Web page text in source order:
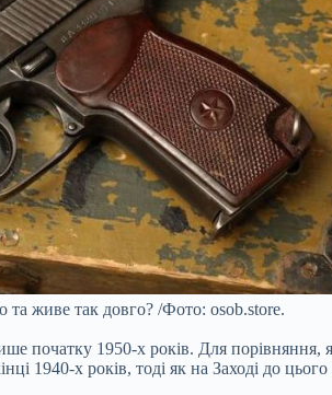
та живе так довго? /Фото: osob.store.
початку 1950-х років. Для
1940-х років, тоді як на Заході до